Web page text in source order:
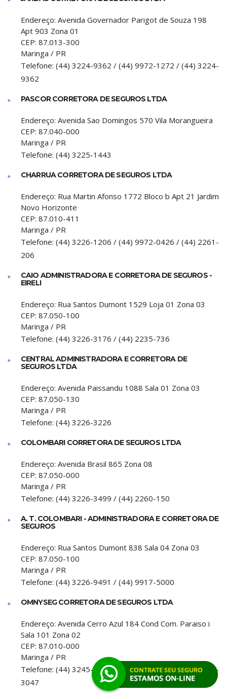
Endereço: Avenida Governador Parigot de Souza 198
Apt 903 Zona 01
CEP: 87.013-300
Maringa / PR
Telefone: (44) 3224-9362 / (44) 9972-1272 / (44) 3224-
9362
PASCOR CORRETORA DE SEGUROS LTDA
Endereço: Avenida Sao Domingos 570 Vila Morangueira
CEP: 87.040-000
Maringa / PR
Telefone: (44) 3225-1443
CHARRUA CORRETORA DE SEGUROS LTDA
Endereço: Rua Martin Afonso 1772 Bloco b Apt 21 Jardim
Novo Horizonte
CEP: 87.010-411
Maringa / PR
Telefone: (44) 3226-1206 / (44) 9972-0426 / (44) 2261-
206
CAIO ADMINISTRADORA E CORRETORA DE SEGUROS -
EIRELI
Endereço: Rua Santos Dumont 1529 Loja 01 Zona 03
CEP: 87.050-100
Maringa / PR
Telefone: (44) 3226-3176 / (44) 2235-736
CENTRAL ADMINISTRADORA E CORRETORA DE
SEGUROS LTDA
Endereço: Avenida Paissandu 1088 Sala 01 Zona 03
CEP: 87.050-130
Maringa / PR
Telefone: (44) 3226-3226
COLOMBARI CORRETORA DE SEGUROS LTDA
Endereço: Avenida Brasil 865 Zona 08
CEP: 87.050-000
Maringa / PR
Telefone: (44) 3226-3499 / (44) 2260-150
A. T. COLOMBARI - ADMINISTRADORA E CORRETORA DE
SEGUROS
Endereço: Rua Santos Dumont 838 Sala 04 Zona 03
CEP: 87.050-100
Maringa / PR
Telefone: (44) 3226-9491 / (44) 9917-5000
OMNYSEG CORRETORA DE SEGUROS LTDA
Endereço: Avenida Cerro Azul 184 Cond Com. Paraiso i
Sala 101 Zona 02
CEP: 87.010-000
Maringa / PR
Telefone: (44) 3245-3047 / (44) 8404-1328 / (44) 3245-
3047